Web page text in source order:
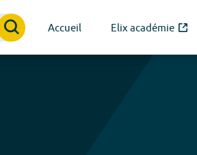
Accueil Elix académie